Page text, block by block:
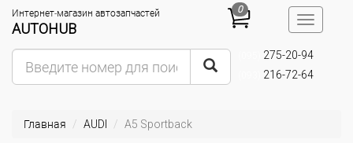
Toggle
0
Интернет-магазин автозапчастей
AUTOHUB
275-20-94
216-72-64
Главная AUDI A5 Sportback